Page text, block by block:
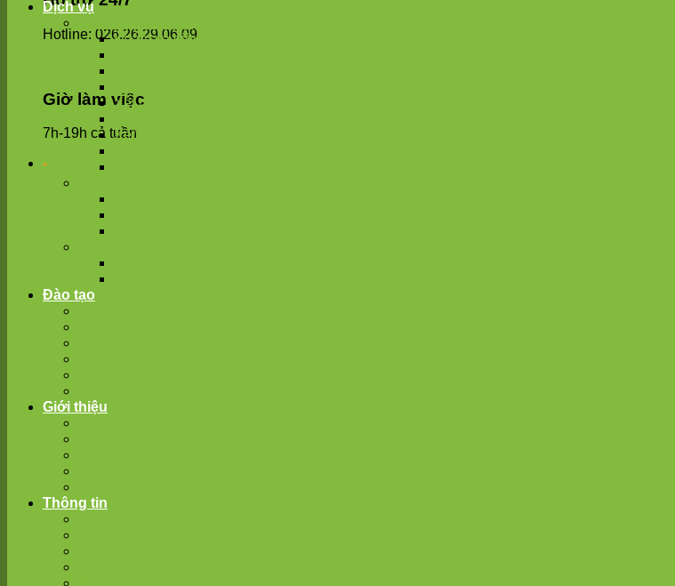
Hotline: 026.26.29.06.09
Giờ làm việc
7h-19h cả tuần
-
Dịch vụ
Khám và điều trị
Xét nghiệm máu sinh hóa
Xét nghiệm tinh trùng
Đào tạo
Giới thiệu
Thông tin